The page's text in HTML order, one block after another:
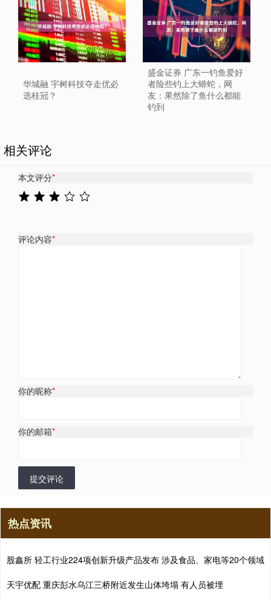
华城融 宇树科技夺走优必
选桂冠？
盛金证券 广东一钓鱼爱好
者险些钓上大蟒蛇，网
友：果然除了鱼什么都能
钓到
相关评论
本文评分*
评论内容*
你的昵称*
你的邮箱*
提交评论
热点资讯
股鑫所 轻工行业224项创新升级产品发布 涉及食品、家电等20个领域
天宇优配 重庆彭水乌江三桥附近发生山体垮塌 有人员被埋